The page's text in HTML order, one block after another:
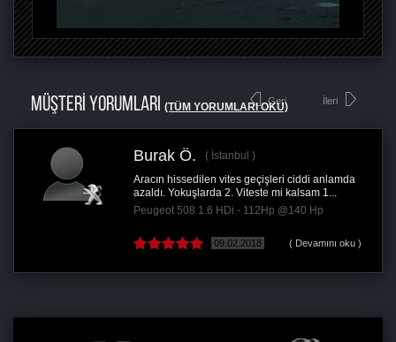
MÜŞTERİ YORUMLARI (TÜM YORUMLARI OKU)
Geri
Burak Ö.
İstanbul
Aracın hissedilen vites geçişleri ciddi anlamda
azaldı. Yokuşlarda 2. Viteste mi kalsam 1...
Peugeot 508 1.6 HDi - 112Hp @140 Hp
09.02.2018 ( Devamını oku )
İleri